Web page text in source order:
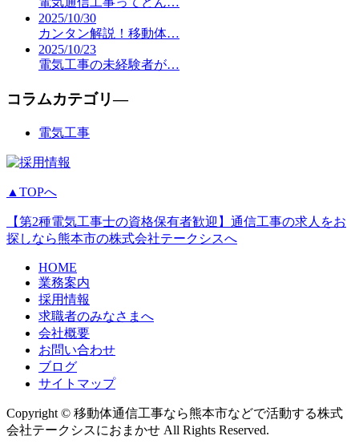
2025/10/30
カンタン解説！移動体…
2025/10/23
電気工事の未経験者が…
コラムカテゴリ―
電気工事
▲TOPへ
【第2種電気工事士の資格保有者歓迎】通信工事の求人をお
探しなら熊本市の株式会社テークシスへ
HOME
業務案内
採用情報
求職者のみなさまへ
会社概要
お問い合わせ
ブログ
サイトマップ
Copyright © 移動体通信工事なら熊本市などで活動する株式
会社テークシスにおまかせ All Rights Reserved.